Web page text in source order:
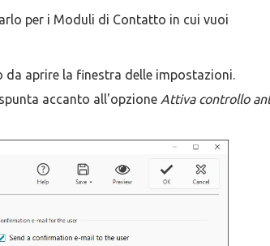
per i Moduli di Contatto in cui vuoi
aprire la finestra delle impostazioni.
accanto all'opzione Attiva controllo